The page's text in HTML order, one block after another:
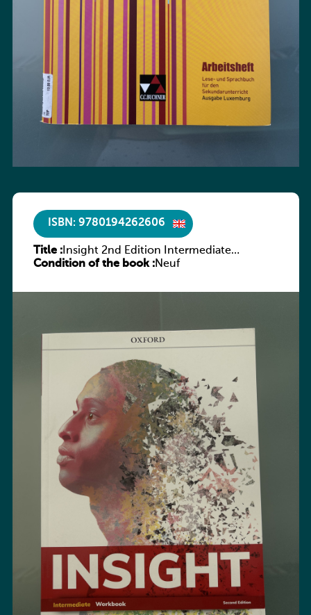
ISBN: 9780194262606
Title :Insight 2nd Edition Intermediate
Workbook
Condition of the book :Neuf